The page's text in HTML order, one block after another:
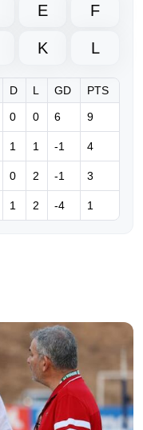
της UEFA
Ινφαντίνο
λάθη του
και
θα δεχθούμε
τον τελικό
για να
E F
K L
D L GD PTS
0 0 6 9
1 1 -1 4
0 2 -1 3
1 2 -4 1